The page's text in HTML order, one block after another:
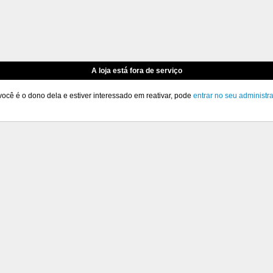
A loja está fora de serviço
é o dono dela e estiver interessado em reativar, pode entrar no seu